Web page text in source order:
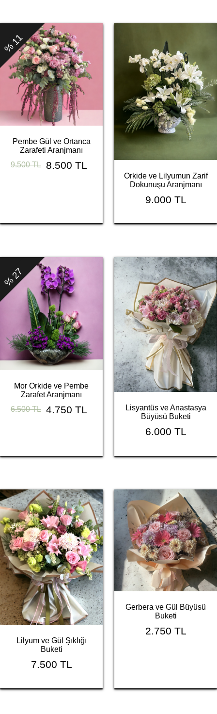
% 11
Pembe Gül ve Ortanca
Zarafeti Aranjmanı
9.500 TL
8.500 TL
Orkide ve Lilyumun Zarif
Dokunuşu Aranjmanı
9.000 TL
% 27
Mor Orkide ve Pembe
Zarafet Aranjmanı
6.500 TL 4.750 TL
Lisyantüs ve Anastasya
Büyüsü Buketi
6.000 TL
Lilyum ve Gül Şıklığı
Buketi
7.500 TL
Gerbera ve Gül Büyüsü
Buketi
2.750 TL